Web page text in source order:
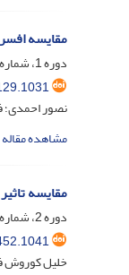
مقایسه
دوره 1، شماره 4، دی 1403، صفحه
نصور احمدی؛
مشاهده مقاله
مقایسه
دوره 2، شماره 1، فروردین 1404، صفحه
خلیل کوروش